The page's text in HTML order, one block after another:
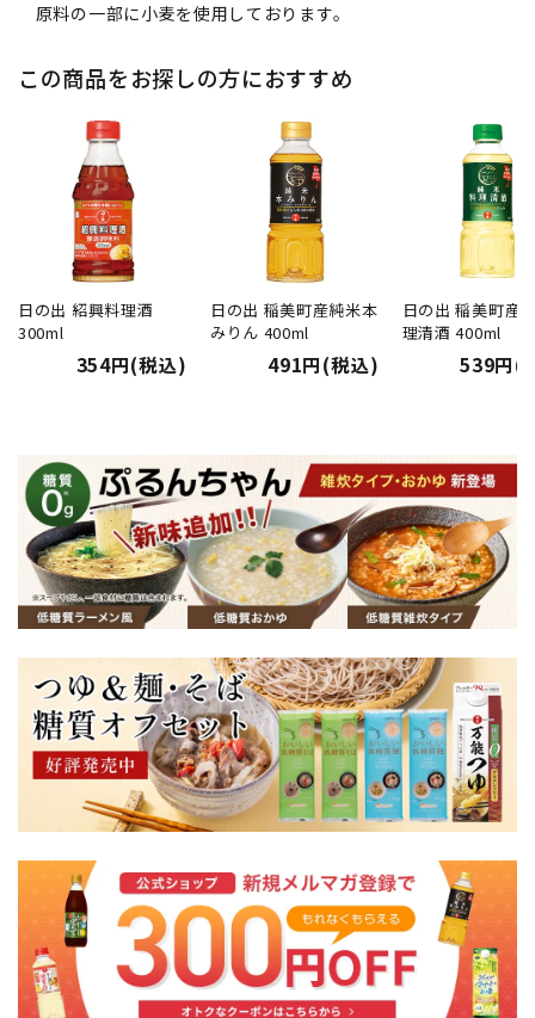
原料の一部に小麦を使用しております。
この商品をお探しの方におすすめ
日の出 紹興料理酒
300ml
354円(税込)
日の出 稲美町産純米本
みりん 400ml
491円(税込)
日の出 稲美町産
理清酒 400ml
539円(